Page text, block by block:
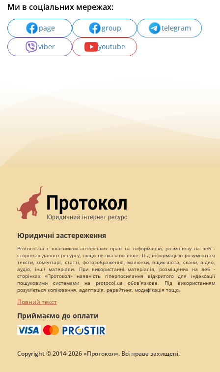
Ми в соціальних мережах:
page group
telegram
viber
youtube
Юридичні застереження
Protocol.ua є власником авторських прав на інформацію, розміщену на веб -
сторінках даного ресурсу, якщо не вказано інше. Під інформацією розуміються
тексти, коментарі, статті, фотозображення, малюнки, ящик-шота, скани, відео,
аудіо, інші матеріали. При використанні матеріалів, розміщених на веб -
сторінках «Протокол» наявність гіперпосилання відкритого для індексації
пошуковими системами на protocol.ua обов`язкове. Під використанням
розуміється копіювання, адаптація, рерайтинг, модифікація тощо.
Повний текст
Приймаємо до оплати
Copyright © 2014-2026 «Протокол». Всі права захищені.